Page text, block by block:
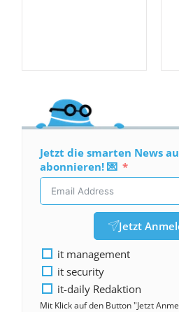
Jetzt die smarten News
abonnieren! 💌
Jetzt
it management
it security
it-daily Redaktion
Mit Klick auf den Button "Jetzt